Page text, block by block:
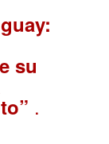
su
.